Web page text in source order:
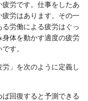
労です。仕事をしたあ
労はあります。その一
労働による疲労はぐっ
体を動かす適度の疲労
す。
」を次のように定義し
回復すると予測できる